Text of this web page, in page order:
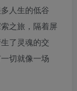
人生的低谷
之旅，隔着屏
了灵魂的交
切就像一场